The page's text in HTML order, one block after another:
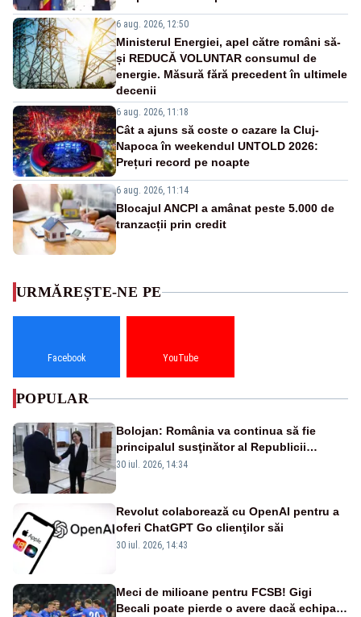
6 aug. 2026, 12:50
Ministerul Energiei, apel către români să-
și REDUCĂ VOLUNTAR consumul de
energie. Măsură fără precedent în ultimele
decenii
6 aug. 2026, 11:18
Cât a ajuns să coste o cazare la Cluj-
Napoca în weekendul UNTOLD 2026:
Prețuri record pe noapte
6 aug. 2026, 11:14
Blocajul ANCPI a amânat peste 5.000 de
tranzacții prin credit
URMĂREȘTE-NE PE
Facebook YouTube
POPULAR
Bolojan: România va continua să fie
principalul susţinător al Republicii
Moldova la nivelul Uniunii Europene
30 iul. 2026, 14:34
Revolut colaborează cu OpenAI pentru a
oferi ChatGPT Go clienţilor săi
30 iul. 2026, 14:43
Meci de milioane pentru FCSB! Gigi
Becali poate pierde o avere dacă echipa